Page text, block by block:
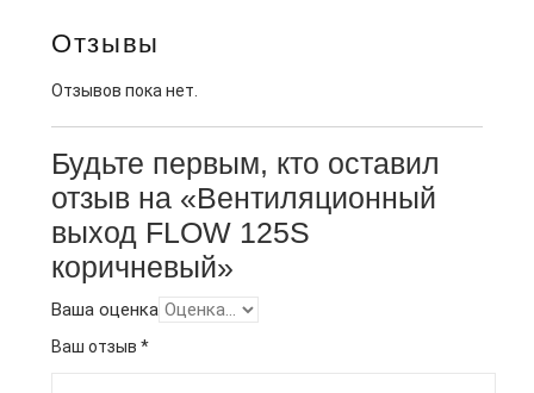
Отзывы
Отзывов пока нет.
Будьте первым, кто оставил
отзыв на «Вентиляционный
выход FLOW 125S
коричневый»
Ваша оценка
Ваш отзыв *